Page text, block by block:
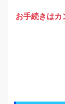
お手続きは